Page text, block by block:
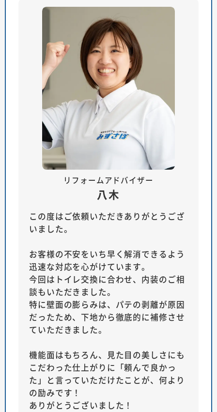
リフォームアドバイザー
八木
この度はご依頼いただきありがとうござ
いました。
お客様の不安をいち早く解消できるよう
迅速な対応を心がけています。
今回はトイレ交換に合わせ、内装のご相
談もいただきました。
特に壁面の膨らみは、パテの剥離が原因
だったため、下地から徹底的に補修させ
ていただきました。
機能面はもちろん、見た目の美しさにも
こだわった仕上がりに「頼んで良かっ
た」と言っていただけたことが、何より
の励みです！
ありがとうございました！